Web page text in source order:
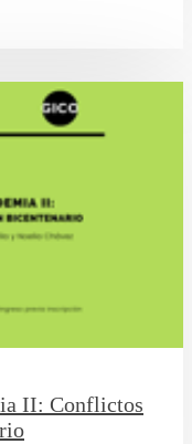
II: Conflictos